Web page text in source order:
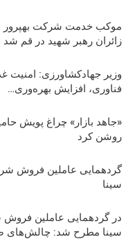
موکب خدمت شرکت بهپرور
زائران رهبر شهید در قم شد
وزیر جهادکشاورزی: امنیت
فناوری، افزایش بهره‌وری…
«جاهد بازار» چراغ پویش
روشن کرد
گردهمایی عاملین فروش
سینا
در گردهمایی عاملین
سینا مطرح شد: چالش‌های